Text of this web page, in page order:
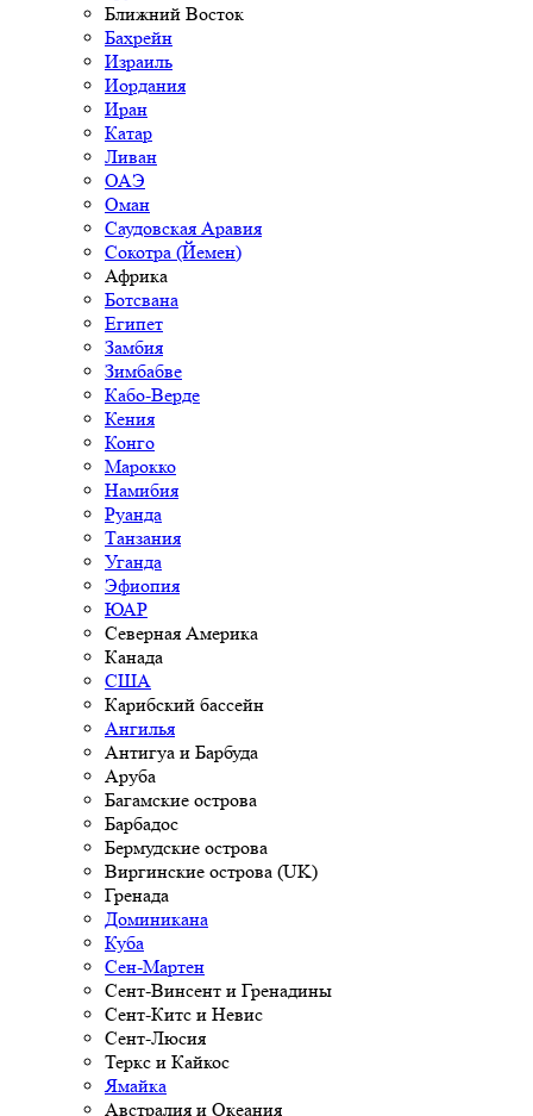
Ближний Восток
Бахрейн
Израиль
Иордания
Иран
Катар
Ливан
ОАЭ
Оман
Саудовская Аравия
Сокотра (Йемен)
Африка
Ботсвана
Египет
Замбия
Зимбабве
Кабо-Верде
Кения
Конго
Марокко
Намибия
Руанда
Танзания
Уганда
Эфиопия
ЮАР
Северная Америка
Канада
США
Карибский бассейн
Ангилья
Антигуа и Барбуда
Аруба
Багамские острова
Барбадос
Бермудские острова
Виргинские острова (UK)
Гренада
Доминикана
Куба
Сен-Мартен
Сент-Винсент и Гренадины
Сент-Китс и Невис
Сент-Люсия
Теркс и Кайкос
Ямайка
Австралия и Океания